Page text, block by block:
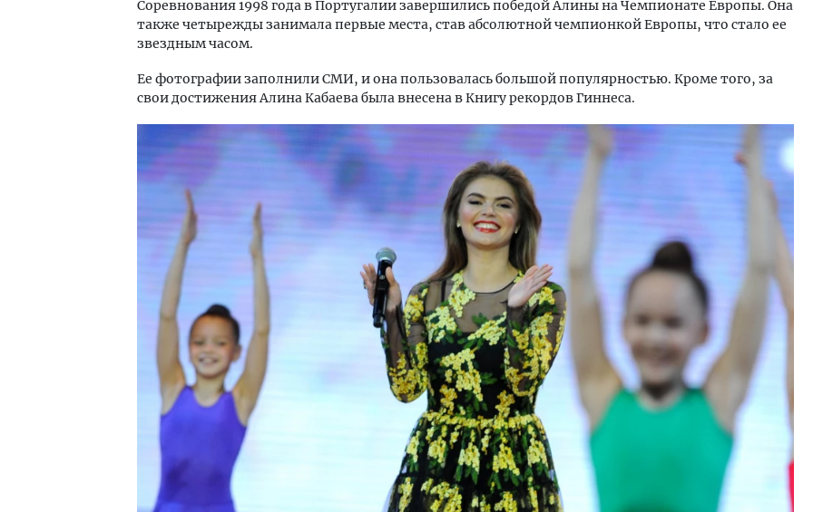
Соревнования 1998 года в Португалии завершились победой Алины на Чемпионате Европы. Она
также четырежды занимала первые места, став абсолютной чемпионкой Европы, что стало ее
звездным часом.
Ее фотографии заполнили СМИ, и она пользовалась большой популярностью. Кроме того, за
свои достижения Алина Кабаева была внесена в Книгу рекордов Гиннеса.